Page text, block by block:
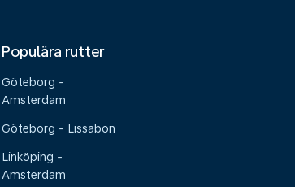
Populära rutter
Göteborg -
Amsterdam
Göteborg - Lissabon
Linköping -
Amsterdam